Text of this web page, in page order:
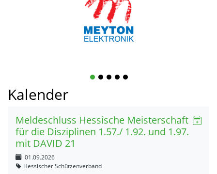
1 2 3 4 5
Kalender
Meldeschluss Hessische Meisterschaft
für die Disziplinen 1.57./ 1.92. und 1.97.
mit DAVID 21
01.09.2026
Hessischer Schützenverband